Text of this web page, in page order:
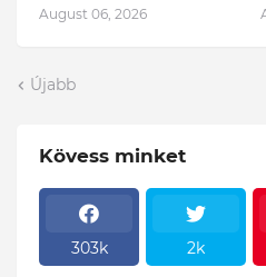
August 06, 2026
Újabb
Kövess minket
303k 2k